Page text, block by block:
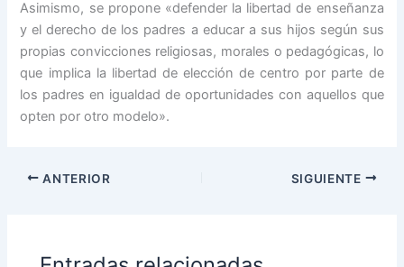
Asimismo, se propone «defender la libertad de enseñanza
y el derecho de los padres a educar a sus hijos según sus
propias convicciones religiosas, morales o pedagógicas, lo
que implica la libertad de elección de centro por parte de
los padres en igualdad de oportunidades con aquellos que
opten por otro modelo».
ANTERIOR SIGUIENTE